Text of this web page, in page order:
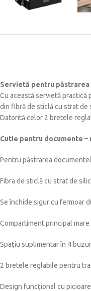
Servietă pentru
Cu această servietă
din fibră de sticlă cu strat de
Datorită celor 2 bretele
Cutie pentru documente
Pentru păstrarea
Fibra de sticlă cu strat de
Se închide sigur cu fermoar
Compartiment principal
Spațiu suplimentar în 4
2 bretele reglabile pentru
Design funcțional cu